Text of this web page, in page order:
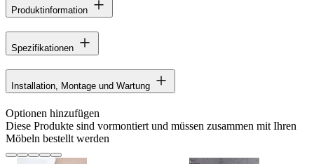
Produktinformation
Spezifikationen
Installation, Montage und Wartung
Optionen hinzufügen
Diese Produkte sind vormontiert und müssen zusammen mit Ihren
Möbeln bestellt werden